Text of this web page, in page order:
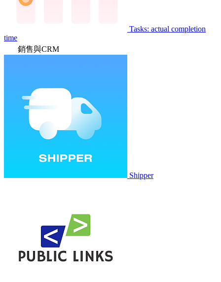
Tasks: actual completion
time
銷售與CRM
Shipper